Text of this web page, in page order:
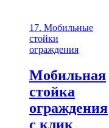
17. Мобильные
стойки
ограждения
Мобильная
стойка
ограждения
с клик